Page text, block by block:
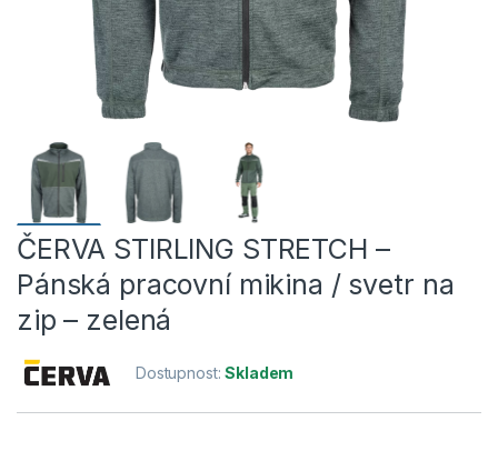
ČERVA STIRLING STRETCH –
Pánská pracovní mikina / svetr na
zip – zelená
Dostupnost:Skladem